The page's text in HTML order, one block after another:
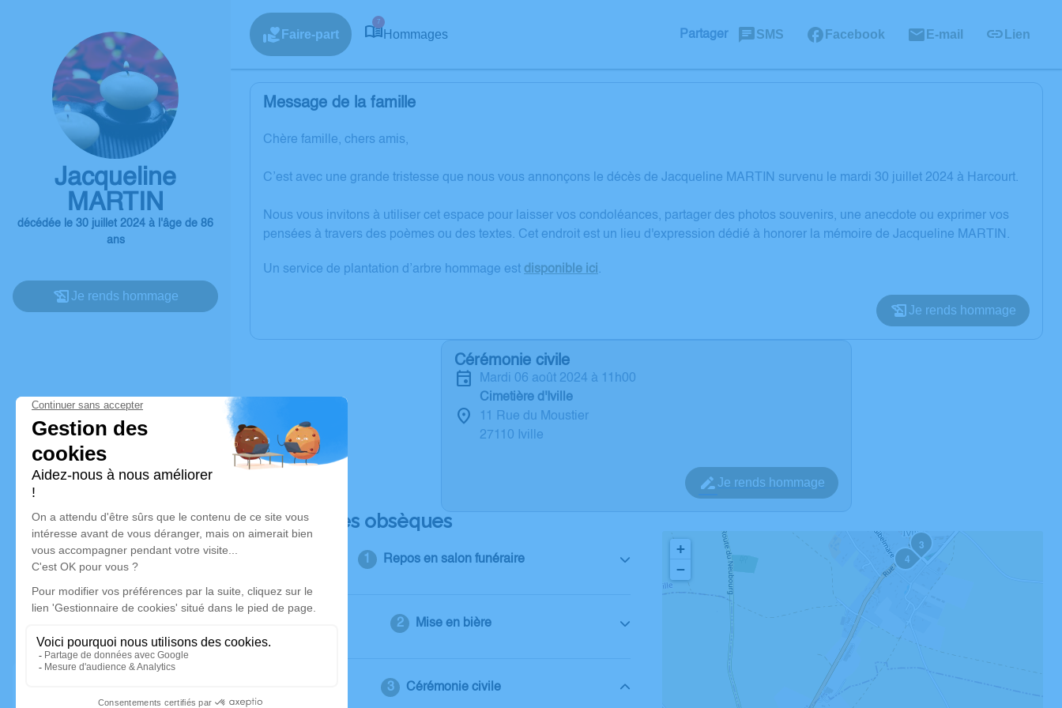
Jacqueline
MARTIN
décédée le 30 juillet 2024 à l'âge de 86
ans
Je rends hommage
Faire-part
7
Hommages Partager SMS Facebook E-mail Lien
Message de la famille
Chère famille, chers amis,
C’est avec une grande tristesse que nous vous annonçons le décès de Jacqueline MARTIN survenu le mardi 30 juillet 2024 à Harcourt.
Nous vous invitons à utiliser cet espace pour laisser vos condoléances, partager des photos souvenirs, une anecdote ou exprimer vos
pensées à travers des poèmes ou des textes. Cet endroit est un lieu d'expression dédié à honorer la mémoire de Jacqueline MARTIN.
Un service de plantation d’arbre hommage est disponible ici .
Je rends hommage
Cérémonie civile
mardi 06 août 2024 à 11h00
Cimetière d'Iville
11 Rue du Moustier
27110 Iville
Je rends hommage
Déroulé des obsèques
Repos en salon funéraire
Mise en bière
Cérémonie civile
3
4
+
−